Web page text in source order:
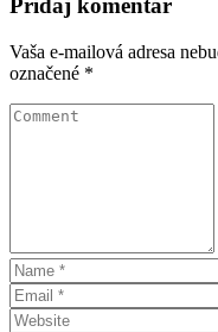
Pridaj komentár
Vaša e-mailová adresa
označené *